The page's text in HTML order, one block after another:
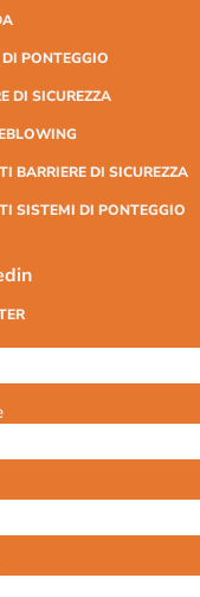
PONTEGGIO
DI SICUREZZA
BARRIERE DI SICUREZZA
SISTEMI DI PONTEGGIO